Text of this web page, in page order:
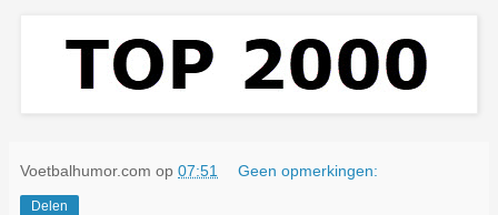
Voetbalhumor.com op 07:51 Geen opmerkingen:
Delen